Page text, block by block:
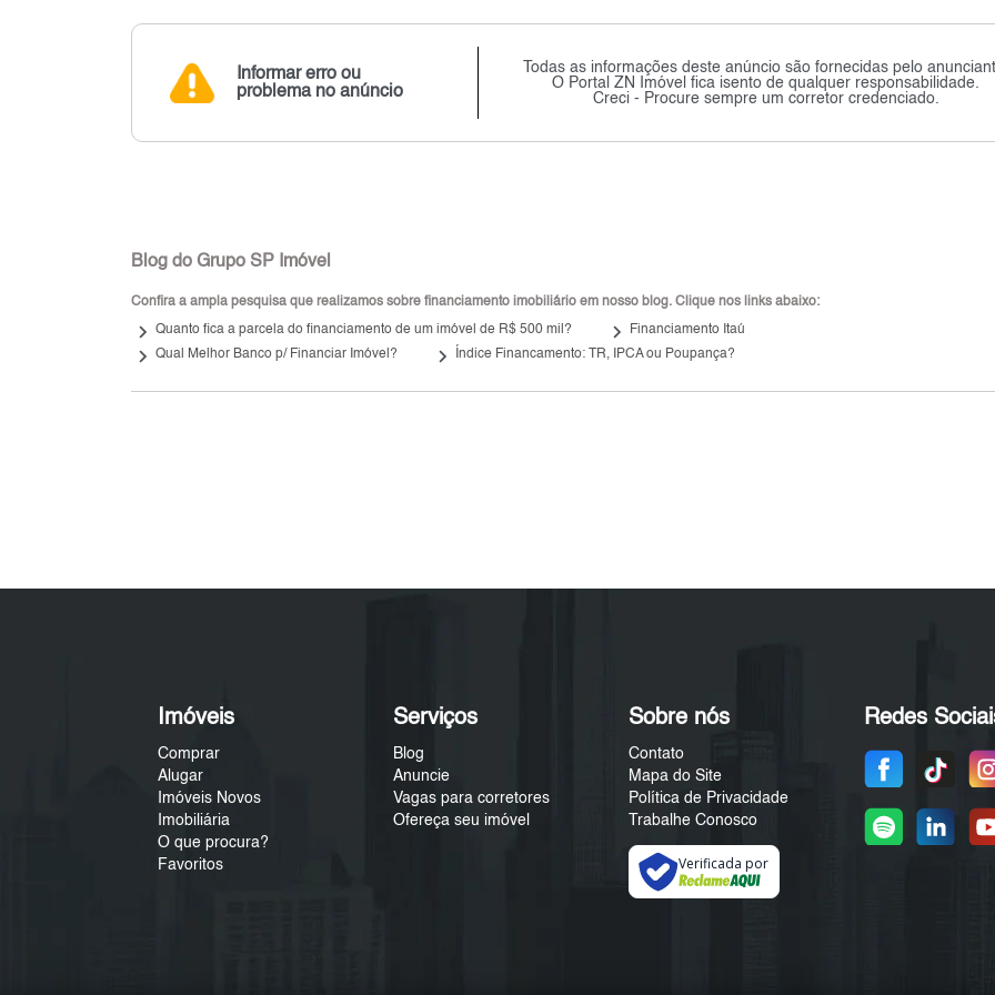
Informar erro ou
problema no anúncio
Todas as informações deste anúncio são fornecidas pelo
O Portal ZN Imóvel fica isento de qualquer responsabilidade.
Creci - Procure sempre um corretor credenciado.
Blog do Grupo SP Imóvel
Confira a ampla pesquisa que realizamos sobre financiamento imobiliário em nosso blog. Clique nos links abaixo:
keyboard_arrow_right Quanto fica a parcela do financiamento de um imóvel de R$ 500 mil? keyboard_arrow_right Financiamento Itaú
keyboard_arrow_right Qual Melhor Banco p/ Financiar Imóvel? keyboard_arrow_right Índice Financamento: TR, IPCA ou Poupança?
Imóveis
Comprar
Alugar
Imóveis Novos
Imobiliária
O que procura?
Favoritos
Serviços
Blog
Anuncie
Vagas para corretores
Ofereça seu imóvel
Sobre nós
Contato
Mapa do Site
Política de Privacidade
Trabalhe Conosco
Verificada por
Redes